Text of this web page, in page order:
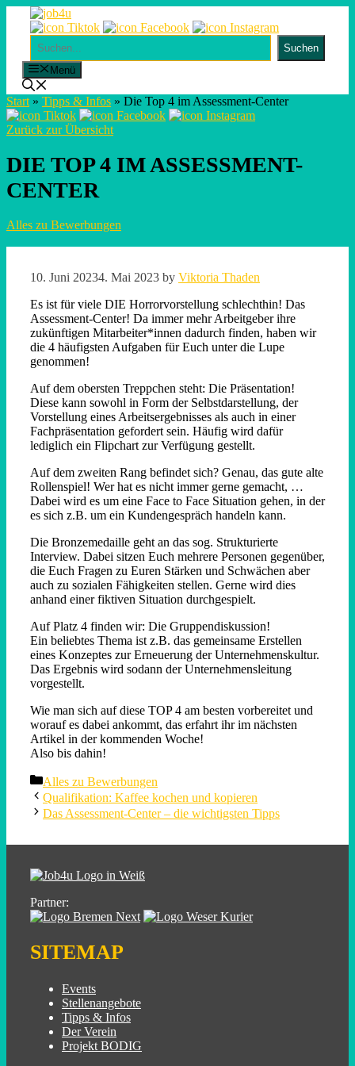
contentSuchen
Suchen
Menü
Start » Tipps & Infos » Die Top 4 im Assessment-Center
Zurück zur Übersicht
DIE TOP 4 IM ASSESSMENT-
CENTER
Alles zu Bewerbungen
10. Juni 20234. Mai 2023 by Viktoria Thaden
Es ist für viele DIE Horrorvorstellung schlechthin! Das
Assessment-Center! Da immer mehr Arbeitgeber ihre
zukünftigen Mitarbeiter*innen dadurch finden, haben wir
die 4 häufigsten Aufgaben für Euch unter die Lupe
genommen!
Auf dem obersten Treppchen steht: Die Präsentation!
Diese kann sowohl in Form der Selbstdarstellung, der
Vorstellung eines Arbeitsergebnisses als auch in einer
Fachpräsentation gefordert sein. Häufig wird dafür
lediglich ein Flipchart zur Verfügung gestellt.
Auf dem zweiten Rang befindet sich? Genau, das gute alte
Rollenspiel! Wer hat es nicht immer gerne gemacht, …
Dabei wird es um eine Face to Face Situation gehen, in der
es sich z.B. um ein Kundengespräch handeln kann.
Die Bronzemedaille geht an das sog. Strukturierte
Interview. Dabei sitzen Euch mehrere Personen gegenüber,
die Euch Fragen zu Euren Stärken und Schwächen aber
auch zu sozialen Fähigkeiten stellen. Gerne wird dies
anhand einer fiktiven Situation durchgespielt.
Auf Platz 4 finden wir: Die Gruppendiskussion!
Ein beliebtes Thema ist z.B. das gemeinsame Erstellen
eines Konzeptes zur Erneuerung der Unternehmenskultur.
Das Ergebnis wird sodann der Unternehmensleitung
vorgestellt.
Wie man sich auf diese TOP 4 am besten vorbereitet und
worauf es dabei ankommt, das erfahrt ihr im nächsten
Artikel in der kommenden Woche!
Also bis dahin!
Categories
Alles zu Bewerbungen
Qualifikation: Kaffee kochen und kopieren
Das Assessment-Center – die wichtigsten Tipps
Partner:
SITEMAP
Events
Stellenangebote
Tipps & Infos
Der Verein
Projekt BODIG